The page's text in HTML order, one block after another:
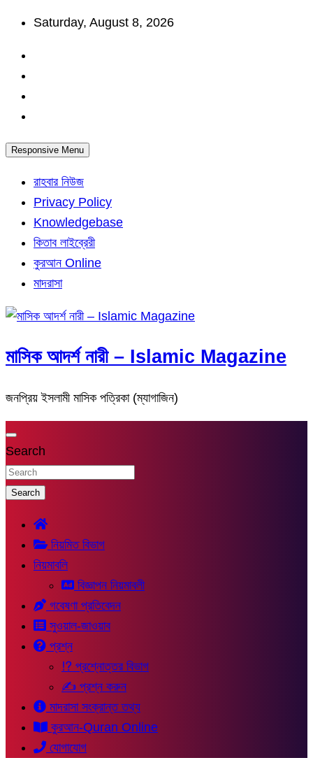
Skip
content
Saturday, August 8, 2026
Responsive Menu
রাহবার নিউজ
Privacy Policy
Knowledgebase
কিতাব লাইব্রেরী
কুরআন Online
মাদরাসা
মাসিক আদর্শ নারী – Islamic Magazine
জনপ্রিয় ইসলামী মাসিক পত্রিকা (ম্যাগাজিন)
Search
Search
নিয়মিত বিভাগ
নিয়মাবলি
বিজ্ঞাপন নিয়মাবলী
গবেষণা প্রতিবেদন
সুওয়াল-জাওয়াব
প্রশ্ন
⁉ প্রশ্নোত্তর বিভাগ
✍ প্রশ্ন করুন
মাদরাসা সংক্রান্ত তথ্য
কুরআন-Quran Online
যোগাযোগ